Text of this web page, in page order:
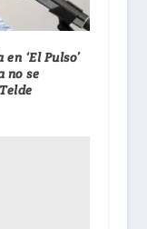
‘El Pulso’
no se